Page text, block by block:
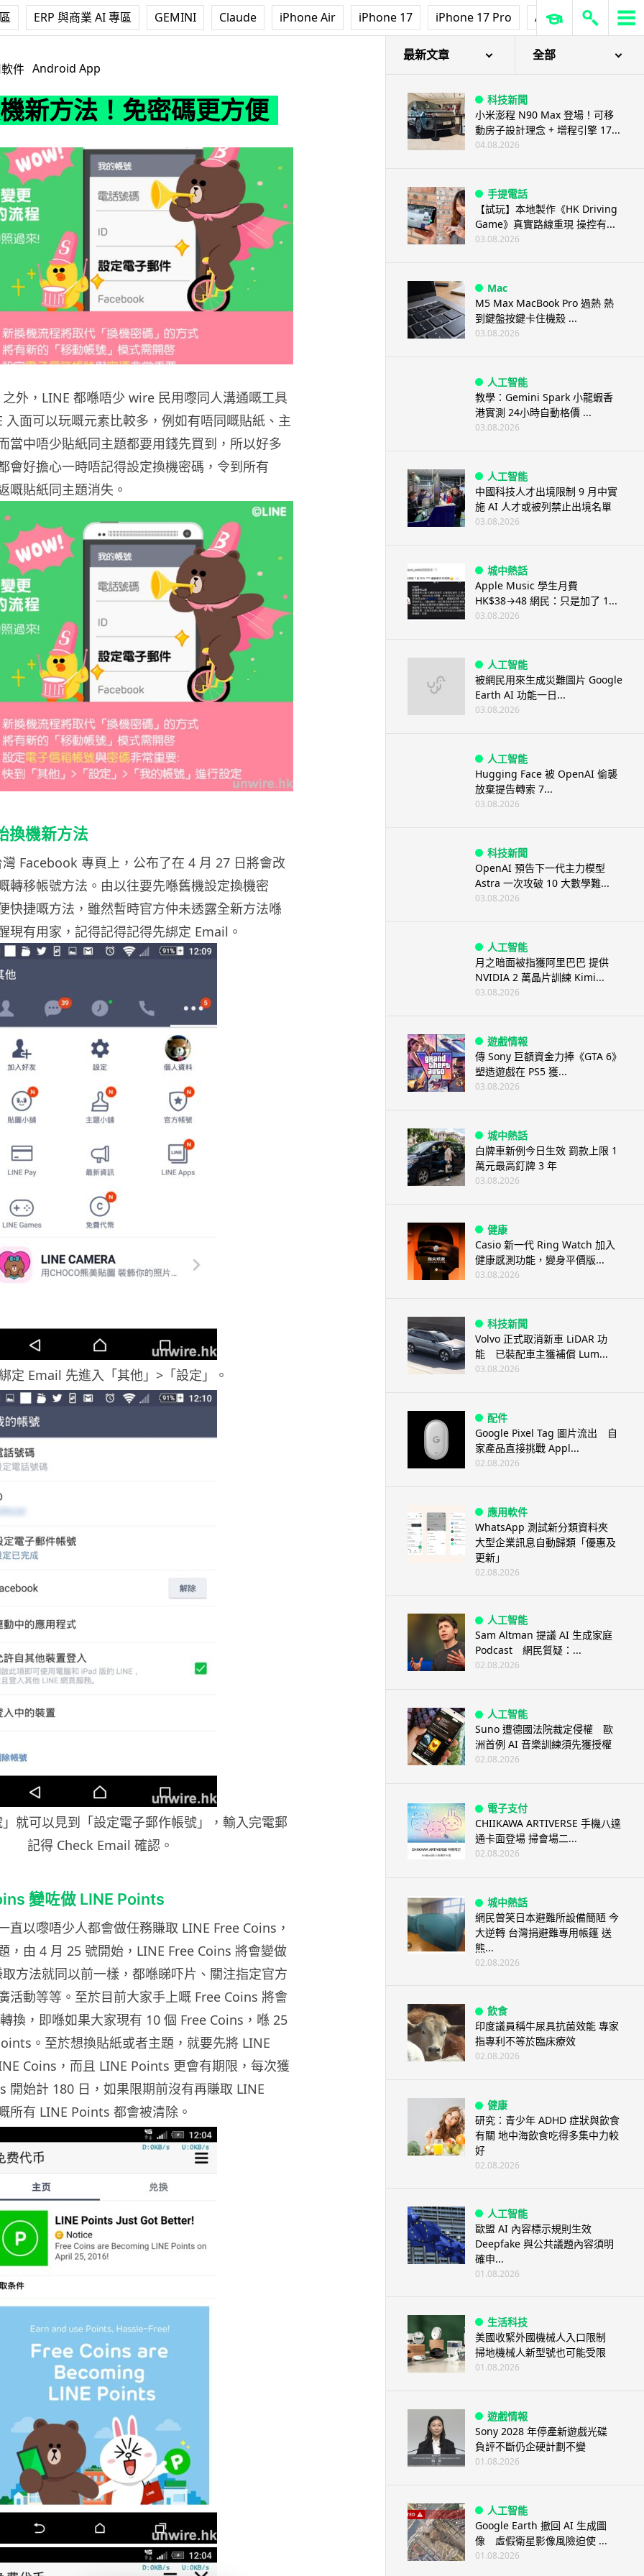
ERP 與商業 AI 專區 GEMINI Claude iPhone Air iPhone 17 iPhone 17 Pro AirPods Pro 3
件 Android App
新方法！免密碼更方便
外，LINE 都喺唔少 wire 民用嚟同人溝通嘅工具
入面可以玩嘅元素比較多，例如有唔同嘅貼紙、主
當中唔少貼紙同主題都要用錢先買到，所以好多
會好擔心一時唔記得設定換機密碼，令到所有
嘅貼紙同主題消失。
換機新方法
Facebook 專頁上，公布了在 4 月 27 日將會改
轉移帳號方法。由以往要先喺舊機設定換機密
快捷嘅方法，雖然暫時官方仲未透露全新方法喺
現有用家，記得記得記得先綁定 Email。
定 Email 先進入「其他」>「設定」。
就可以見到「設定電子郵作帳號」，輸入完電郵
記得 Check Email 確認。
變咗做 LINE Points
直以嚟唔少人都會做任務賺取 LINE Free Coins，
，由 4 月 25 號開始，LINE Free Coins 將會變做
方法就同以前一樣，都喺睇吓片、關注指定官方
活動等等。至於目前大家手上嘅 Free Coins 將會
換，即喺如果大家現有 10 個 Free Coins，喺 25
。至於想換貼紙或者主題，就要先將 LINE
Coins，而且 LINE Points 更會有期限，每次獲
開始計 180 日，如果限期前沒有再賺取 LINE
所有 LINE Points 都會被清除。
最新文章 全部
科技新聞
小米澎程 N90 Max 登場！可移
動房子設計理念 + 增程引擎 17...
04.08.2026
手提電話
【試玩】本地製作《HK Driving
Game》真實路線重現 操控有...
03.08.2026
Mac
M5 Max MacBook Pro 過熱 熱
到鍵盤按鍵卡住機殼 ...
03.08.2026
人工智能
教學：Gemini Spark 小龍蝦香
港實測 24小時自動格價 ...
03.08.2026
人工智能
中國科技人才出境限制 9 月中實
施 AI 人才或被列禁止出境名單
03.08.2026
城中熱話
Apple Music 學生月費
HK$38→48 網民：只是加了 1...
03.08.2026
人工智能
被網民用來生成災難圖片 Google
Earth AI 功能一日...
03.08.2026
人工智能
Hugging Face 被 OpenAI 偷襲
放棄提告轉索 7...
03.08.2026
科技新聞
OpenAI 預告下一代主力模型
Astra 一次攻破 10 大數學難...
03.08.2026
人工智能
月之暗面被指獲阿里巴巴 提供
NVIDIA 2 萬晶片訓練 Kimi...
03.08.2026
遊戲情報
傳 Sony 巨額資金力捧《GTA 6》
塑造遊戲在 PS5 獲...
03.08.2026
城中熱話
白牌車新例今日生效 罰款上限 1
萬元最高釘牌 3 年
03.08.2026
健康
Casio 新一代 Ring Watch 加入
健康感測功能，變身平價版...
03.08.2026
科技新聞
Volvo 正式取消新車 LiDAR 功
能 已裝配車主獲補償 Lum...
03.08.2026
配件
Google Pixel Tag 圖片流出 自
家產品直接挑戰 Appl...
02.08.2026
應用軟件
WhatsApp 測試新分類資料夾
大型企業訊息自動歸類「優惠及
更新」
02.08.2026
人工智能
Sam Altman 提議 AI 生成家庭
Podcast 網民質疑：...
02.08.2026
人工智能
Suno 遭德國法院裁定侵權 歐
洲首例 AI 音樂訓練須先獲授權
02.08.2026
電子支付
CHIIKAWA ARTIVERSE 手機八達
通卡面登場 掃會場二...
02.08.2026
城中熱話
網民曾笑日本避難所設備簡陋 今
大逆轉 台灣捐避難專用帳篷 送
熊...
02.08.2026
飲食
印度議員稱牛尿具抗菌效能 專家
指專利不等於臨床療效
02.08.2026
健康
研究：青少年 ADHD 症狀與飲食
有關 地中海飲食吃得多集中力較
好
02.08.2026
人工智能
歐盟 AI 內容標示規則生效
Deepfake 與公共議題內容須明
確申...
01.08.2026
生活科技
美國收緊外國機械人入口限制
掃地機械人新型號也可能受限
01.08.2026
遊戲情報
Sony 2028 年停產新遊戲光碟
負評不斷仍企硬計劃不變
01.08.2026
人工智能
Google Earth 撤回 AI 生成圖
像 虛假衛星影像風險迫使 ...
01.08.2026